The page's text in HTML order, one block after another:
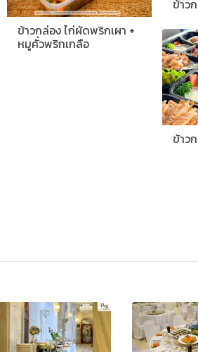
ข้าว
ข้าวกล่อง ไก่ผัดพริกเผา +
หมูคั่วพริกเกลือ
ข้าว